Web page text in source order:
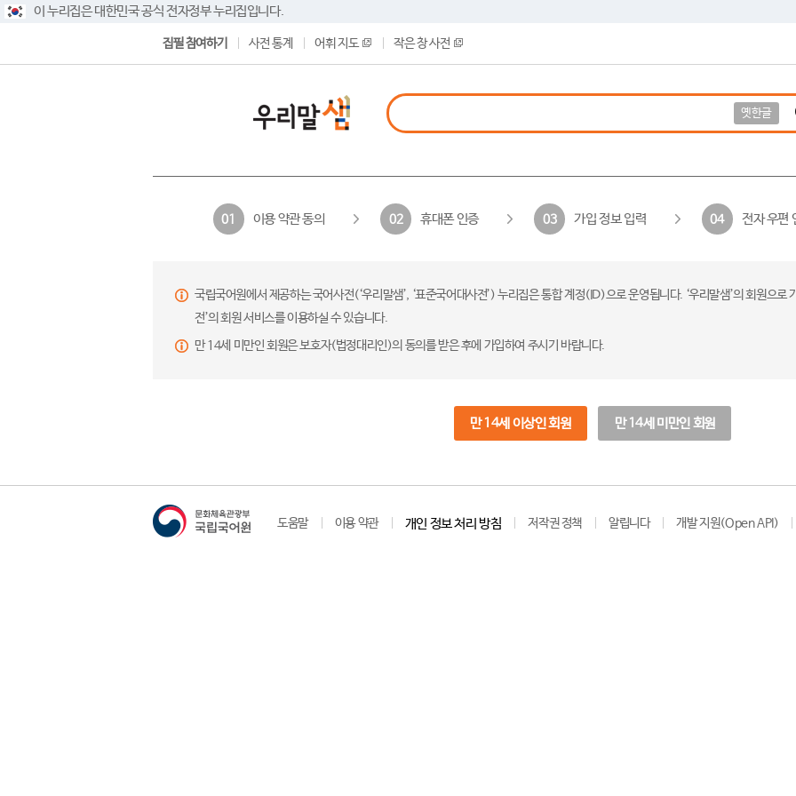
이 누리집은 대한민국 공식 전자정부 누리집입니다.
집필 참여하기 사전 통계 어휘 지도 작은 창 사전
옛한글
01 이용 약관 동의 02 휴대폰 인증 03 가입 정보 입력 04 전자 우편
국립국어원에서 제공하는 국어사전(‘우리말샘’, ‘표준국어대사전’) 누리집은 통합 계정(ID)으로 운영됩니다. ‘우리말샘’의 회원으
전’의 회원 서비스를 이용하실 수 있습니다.
만 14세 미만인 회원은 보호자(법정대리인)의 동의를 받은 후에 가입하여 주시기 바랍니다.
만 14세 이상인 회원 만 14세 미만인 회원
도움말 이용 약관 개인 정보 처리 방침 저작권 정책 알립니다 개발 지원(Open API)